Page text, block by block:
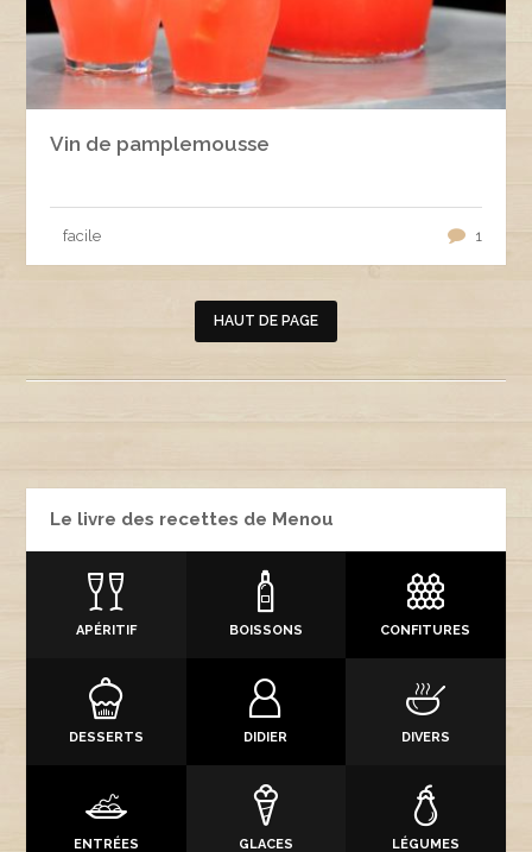
Vin de pamplemousse
facile 1
HAUT DE PAGE
Le livre des recettes de Menou
APÉRITIF BOISSONS CONFITURES
DESSERTS DIDIER DIVERS
ENTRÉES GLACES LÉGUMES